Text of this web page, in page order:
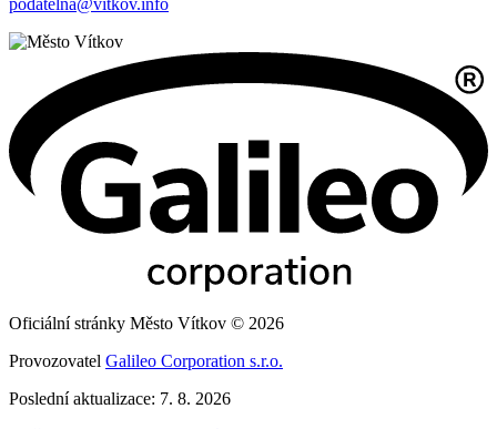
podatelna@vitkov.info
Oficiální stránky Město Vítkov © 2026
Provozovatel Galileo Corporation s.r.o.
Poslední aktualizace: 7. 8. 2026